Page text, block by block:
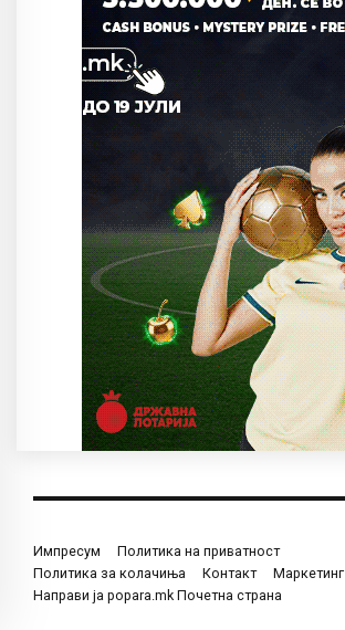
Импресум
Политика на приватност
Политика за колачиња
Контакт
Маркетинг
Направи ја popara.mk Почетна страна